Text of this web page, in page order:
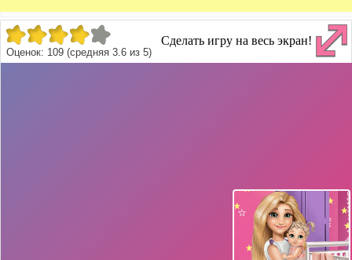
Оценок: 109 (средняя 3.6 из 5)
Сделать игру на весь экран!